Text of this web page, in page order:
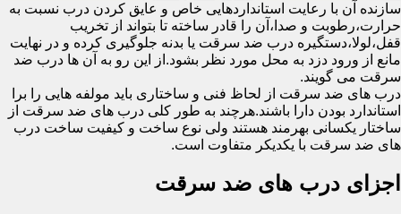
سازنده آن با رعایت استانداردهایی خاص و عایق کردن درب نسبت به
حرارت،رطوبت و صدا،آن را قادر ساخته تا بتواند از تخریب
قفل،لولا،دستگیره درب ضد سرقت یا بدنه جلوگیری کرده و در نهایت
مانع از ورود دزد به محل مورد نظر بشود.از این رو به آن ها درب ضد
سرقت می گویند.
درب های ضد سرقت از لحاظ فنی و ساختاری باید مولفه هایی را برا
استاندارد بودن دارا باشند.هرچند به طور کلی درب های ضد سرقت از
ساختار یکسانی بهرمند هستند ولی نوع ساخت و کیفیت ساخت درب
های ضد سرقت با یکدیکر متفاوت است.
اجزای درب های ضد سرقت